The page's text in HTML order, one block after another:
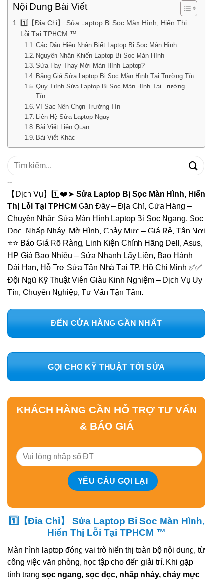
Nội Dung Bài Viết
1️⃣【Địa Chỉ】 Sửa Laptop Bị Sọc Màn Hình, Hiển Thị
Lỗi Tại TPHCM ™
Các Dấu Hiệu Nhận Biết Laptop Bị Sọc Màn Hình
Nguyên Nhân Khiến Laptop Bị Sọc Màn Hình
Sửa Hay Thay Mới Màn Hình Laptop?
Bảng Giá Sửa Laptop Bị Sọc Màn Hình Tại Trường Tín
Quy Trình Sửa Laptop Bị Sọc Màn Hình Tại Trường
Tín
Vì Sao Nên Chọn Trường Tín
Liên Hệ Sửa Laptop Ngay
Bài Viết Liên Quan
Bài Viết Khác
Tìm
--
【Dịch Vụ】1️⃣❤️➤ Sửa Laptop Bị Sọc Màn Hình, Hiển
Thị Lỗi Tại TPHCM Gần Đây – Địa Chỉ, Cửa Hàng –
Chuyên Nhận Sửa Màn Hình Laptop Bị Sọc Ngang, Sọc
Dọc, Nhấp Nháy, Mờ Hình, Chảy Mực – Giá Rẻ, Tận Nơi
⭐⭐ Báo Giá Rõ Ràng, Linh Kiện Chính Hãng Dell, Asus,
HP Giá Bao Nhiêu – Sửa Nhanh Lấy Liền, Bảo Hành
Dài Hạn, Hỗ Trợ Sửa Tận Nhà Tại TP. Hồ Chí Minh ✅✅
Đội Ngũ Kỹ Thuật Viên Giàu Kinh Nghiệm – Dịch Vụ Uy
Tín, Chuyên Nghiệp, Tư Vấn Tận Tâm.
ĐẾN CỬA HÀNG GẦN NHẤT
GỌI CHO KỸ THUẬT TỚI SỬA
KHÁCH HÀNG CẦN HỖ TRỢ TƯ VẤN
& BÁO GIÁ
1️⃣【Địa Chỉ】 Sửa Laptop Bị Sọc Màn Hình,
Hiển Thị Lỗi Tại TPHCM ™
Màn hình laptop đóng vai trò hiển thị toàn bộ nội dung, từ
công việc văn phòng, học tập cho đến giải trí. Khi gặp
tình trạng sọc ngang, sọc dọc, nhấp nháy, chảy mực